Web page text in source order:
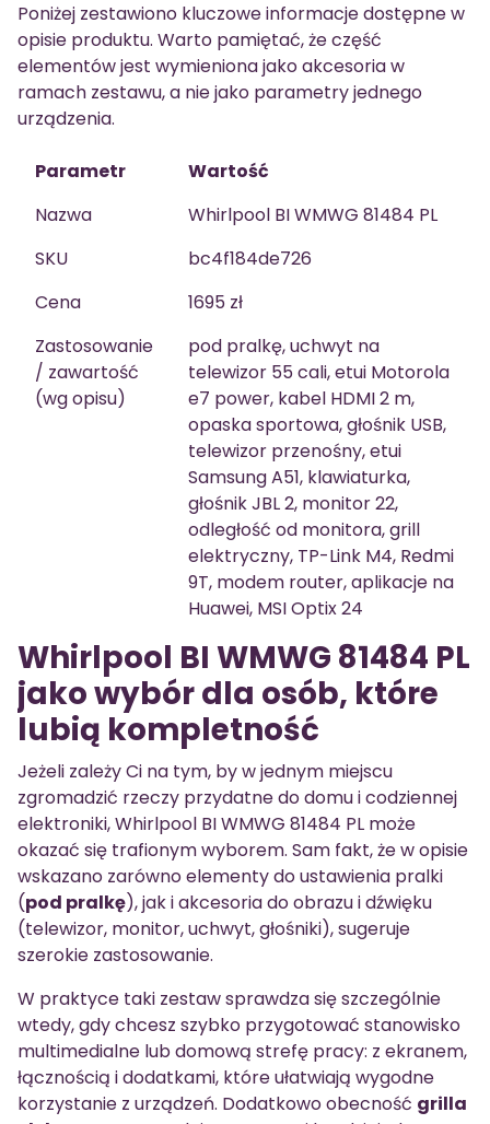
Poniżej zestawiono kluczowe informacje dostępne w
opisie produktu. Warto pamiętać, że część
elementów jest wymieniona jako akcesoria w
ramach zestawu, a nie jako parametry jednego
urządzenia.
Parametr
Wartość
Nazwa
Whirlpool BI WMWG 81484 PL
SKU
bc4f184de726
Cena
1695 zł
Zastosowanie
/ zawartość
(wg opisu)
pod pralkę, uchwyt na
telewizor 55 cali, etui Motorola
e7 power, kabel HDMI 2 m,
opaska sportowa, głośnik USB,
telewizor przenośny, etui
Samsung A51, klawiaturka,
głośnik JBL 2, monitor 22,
odległość od monitora, grill
elektryczny, TP-Link M4, Redmi
9T, modem router, aplikacje na
Huawei, MSI Optix 24
Whirlpool BI WMWG 81484 PL
jako wybór dla osób, które
lubią kompletność
Jeżeli zależy Ci na tym, by w jednym miejscu
zgromadzić rzeczy przydatne do domu i codziennej
elektroniki, Whirlpool BI WMWG 81484 PL może
okazać się trafionym wyborem. Sam fakt, że w opisie
wskazano zarówno elementy do ustawienia pralki
(pod pralkę), jak i akcesoria do obrazu i dźwięku
(telewizor, monitor, uchwyt, głośniki), sugeruje
szerokie zastosowanie.
W praktyce taki zestaw sprawdza się szczególnie
wtedy, gdy chcesz szybko przygotować stanowisko
multimedialne lub domową strefę pracy: z ekranem,
łącznością i dodatkami, które ułatwiają wygodne
korzystanie z urządzeń. Dodatkowo obecność grilla